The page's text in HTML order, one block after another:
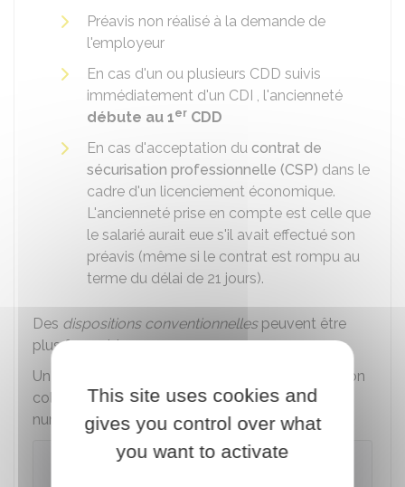
Préavis non réalisé à la demande de
l'employeur
En cas d'un ou plusieurs CDD suivis
immédiatement d'un CDI , l'ancienneté
débute au 1er CDD
En cas d'acceptation du contrat de
sécurisation professionnelle (CSP) dans le
cadre d'un licenciement économique.
L'ancienneté prise en compte est celle que
le salarié aurait eue s'il avait effectué son
préavis (même si le contrat est rompu au
terme du délai de 21 jours).
Des dispositions conventionnellespeuvent être
plus favorables.
Un simulateur permet de rechercher la convention
collective avec le nom de l'entreprise ou son
numéro Siret :
Trouver sa convention collective
This site uses cookies and
gives you control over what
you want to activate